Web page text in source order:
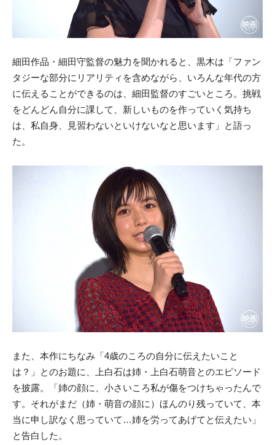
細田作品・細田守監督の魅力を聞かれると、黒木は「ファン
タジーな部分にリアリティを含めながら、いろんな年代の方
に伝えることができるのは、細田監督のすごいところ。挑戦
をどんどん自分に課して、新しいものを作っていく気持ち
は、私自身、見習わないといけないなと思います」と語っ
た。
また、本作にちなみ「4歳のころの自分に伝えたいこと
は？」とのお題に、上白石は姉・上白石萌音とのエピソード
を披露。「姉の顔に、小さいころ私が傷をつけちゃったんで
す。それがまだ（姉・萌音の顔に）ほんのり残っていて、本
当に申し訳なく思っていて…姉を労ってあげてと伝えたい」
と告白した。